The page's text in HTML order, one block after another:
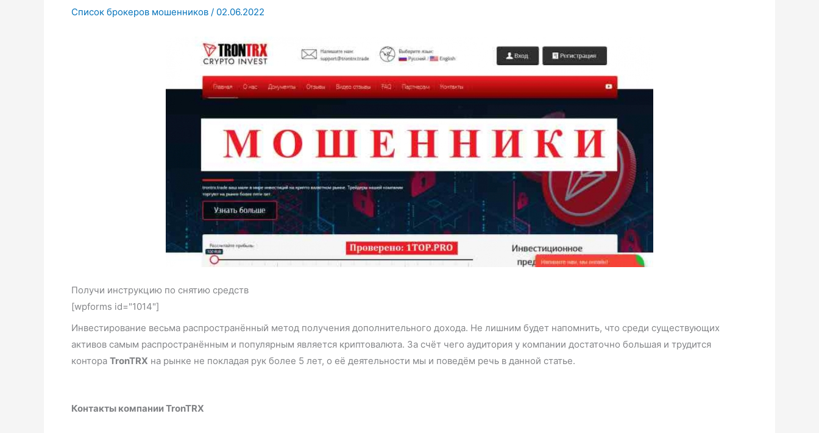
Список брокеров мошенников / 02.06.2022
Получи инструкцию по снятию средств
[wpforms id="1014"]
Инвестирование весьма распространённый метод получения дополнительного дохода. Не лишним будет напомнить, что среди существующих
активов самым распространённым и популярным является криптовалюта. За счёт чего аудитория у компании достаточно большая и трудится
контора TronTRX на рынке не покладая рук более 5 лет, о её деятельности мы и поведём речь в данной статье.
Контакты компании TronTRX